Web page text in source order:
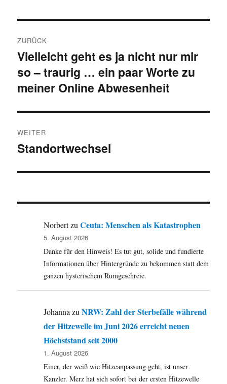
ZURÜCK
Vorheriger
Beitrag:
Vielleicht geht es ja nicht nur mir
so – traurig … ein paar Worte zu
meiner Online Abwesenheit
WEITER
Nächster
Standortwechsel
NorbertzuCeuta: Menschen als Katastrophen
5. August 2026
Danke für den Hinweis! Es tut gut, solide und fundierte
Informationen über Hintergründe zu bekommen statt dem
ganzen hysterischem Rumgeschreie.
Johanna zuNRW: Zahl der Sterbefälle während
der Hitzewelle im Juni 2026 erreicht neuen
Höchststand seit 2000
1. August 2026
Einer, der weiß wie Hitzeanpassung geht, ist unser
Kanzler. Merz hat sich sofort bei der ersten Hitzewelle